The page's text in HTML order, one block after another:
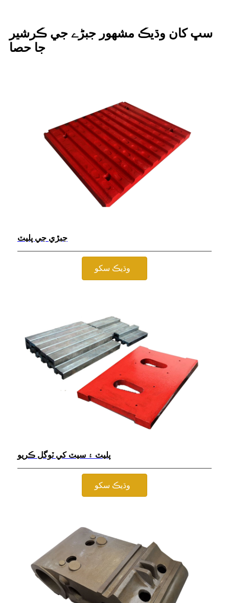
سڀ کان وڌيڪ مشهور جبڑے جي ڪرشير
جا حصا
جبڙي جي پليٽ
وڌيڪ سکو
پليٽ ۽ سيٽ کي ٽوگل ڪريو
وڌيڪ سکو